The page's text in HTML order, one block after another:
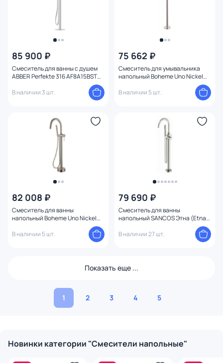
85 900 ₽
Смеситель для ванны с душем
ABBER Perfekte 316 AF8A15BST
брашированная
В наличии 3 шт.
75 662 ₽
Смеситель для умывальника
напольный Boheme Uno Nickel
В наличии 5 шт.
82 008 ₽
Смеситель для ванны
напольный Boheme Uno Nickel
В наличии 5 шт.
79 690 ₽
Смеситель для ванны
напольный SANCOS Этна (Etna)
никель
В наличии 27 шт.
Показать еще ...
1 2 3 4 5
Новинки категории "Смесители напольные"